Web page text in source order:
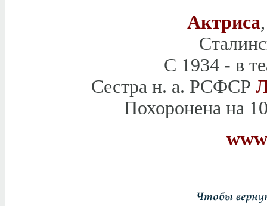
Актриса
С 1934 - в
Сестра н. а. РСФСР
Похоронена на